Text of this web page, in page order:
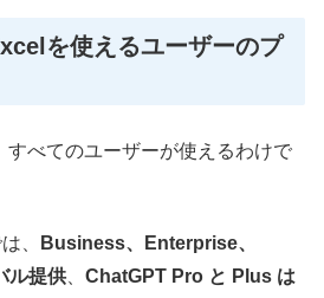
を使えるユーザーのプ
すべてのユーザーが使えるわけで
、
Business、Enterprise、
ル提供
ChatGPT Pro と Plus は